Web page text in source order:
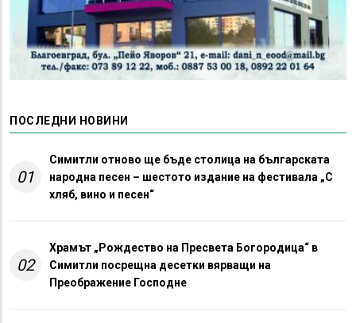
ПОСЛЕДНИ НОВИНИ
01
Симитли отново ще бъде столица на българската
народна песен – шестото издание на фестивала „С
хляб, вино и песен“
02
Храмът „Рождество на Пресвета Богородица“ в
Симитли посрещна десетки вярващи на
Преображение Господне